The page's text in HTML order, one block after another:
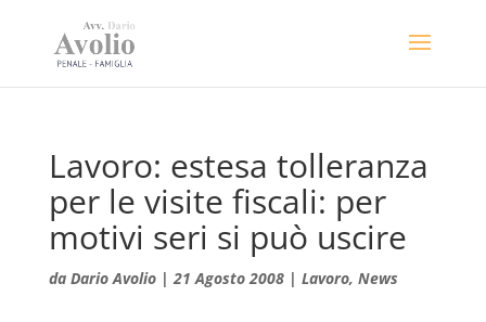
Lavoro: estesa tolleranza
per le visite fiscali: per
motivi seri si può uscire
da Dario Avolio|21 Agosto 2008| Lavoro, News